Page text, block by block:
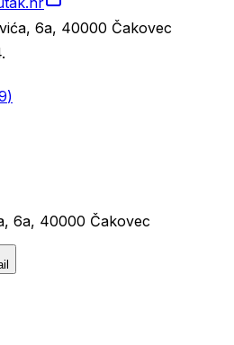
6a, 40000 Čakovec
)
6a, 40000 Čakovec